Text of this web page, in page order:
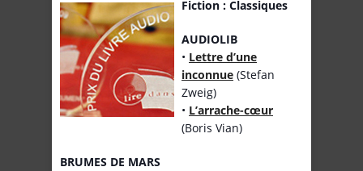
Fiction : Classiques
AUDIOLIB
• Lettre d’une
inconnue (Stefan
Zweig)
• L’arrache-cœur
(Boris Vian)
BRUMES DE MARS